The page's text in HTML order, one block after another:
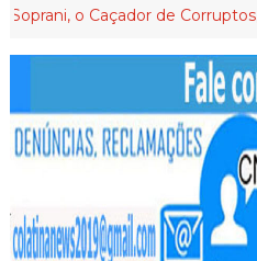
de Corruptos, não